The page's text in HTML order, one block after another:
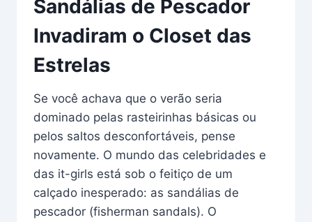
Sandálias de Pescador
Invadiram o Closet das
Estrelas
Se você achava que o verão seria
dominado pelas rasteirinhas básicas ou
pelos saltos desconfortáveis, pense
novamente. O mundo das celebridades e
das it-girls está sob o feitiço de um
calçado inesperado: as sandálias de
pescador (fisherman sandals). O